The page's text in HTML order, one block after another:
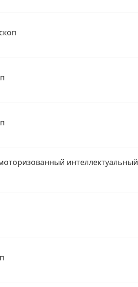
интеллектуальный